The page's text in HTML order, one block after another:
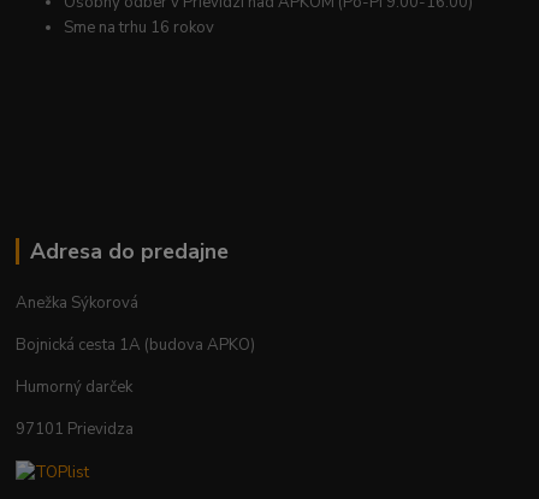
Sme na trhu 16 rokov
Adresa do predajne
Anežka Sýkorová
Bojnická cesta 1A (budova APKO)
Humorný darček
97101 Prievidza